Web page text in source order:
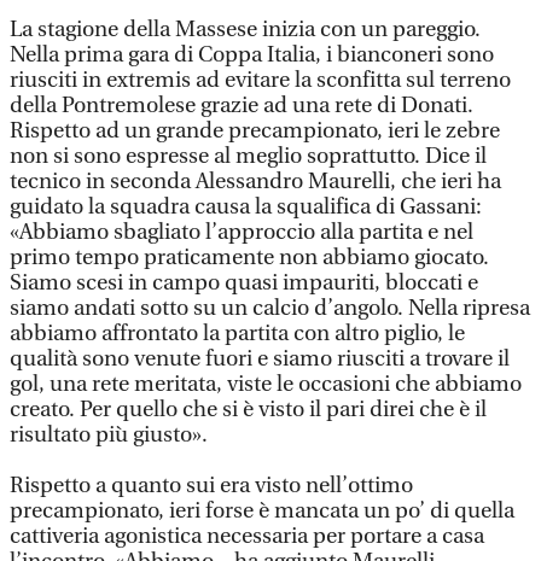
La stagione della Massese inizia con un pareggio.
Nella prima gara di Coppa Italia, i bianconeri sono
riusciti in extremis ad evitare la sconfitta sul terreno
della Pontremolese grazie ad una rete di Donati.
Rispetto ad un grande precampionato, ieri le zebre
non si sono espresse al meglio soprattutto. Dice il
tecnico in seconda Alessandro Maurelli, che ieri ha
guidato la squadra causa la squalifica di Gassani:
«Abbiamo sbagliato l’approccio alla partita e nel
primo tempo praticamente non abbiamo giocato.
Siamo scesi in campo quasi impauriti, bloccati e
siamo andati sotto su un calcio d’angolo. Nella ripresa
abbiamo affrontato la partita con altro piglio, le
qualità sono venute fuori e siamo riusciti a trovare il
gol, una rete meritata, viste le occasioni che abbiamo
creato. Per quello che si è visto il pari direi che è il
risultato più giusto».
Rispetto a quanto sui era visto nell’ottimo
precampionato, ieri forse è mancata un po’ di quella
cattiveria agonistica necessaria per portare a casa